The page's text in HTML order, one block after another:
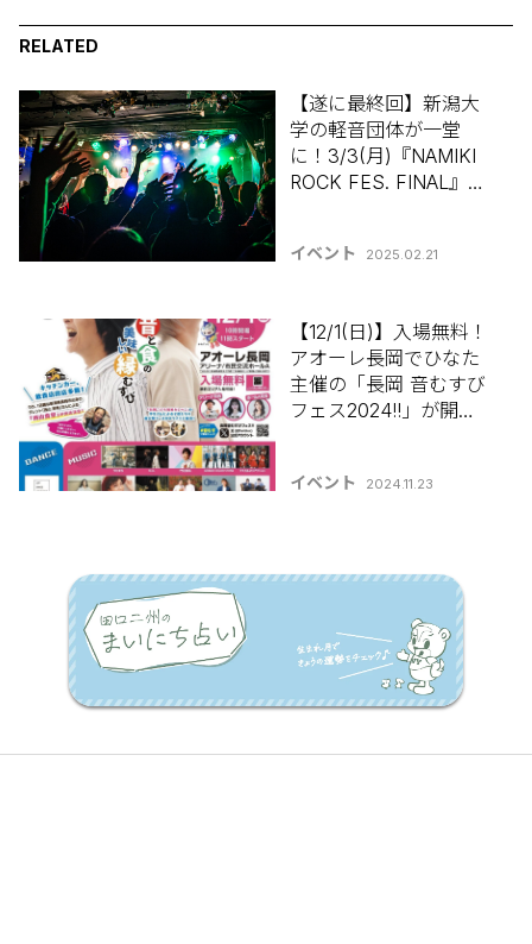
RELATED
【遂に最終回】新潟大
学の軽音団体が一堂
に！3/3(月)『NAMIKI
ROCK FES. FINAL』
イベント 2025.02.21
【12/1(日)】入場無料！
アオーレ長岡でひなた
主催の「長岡 音むすび
フェス2024!!」が開
イベント 2024.11.23